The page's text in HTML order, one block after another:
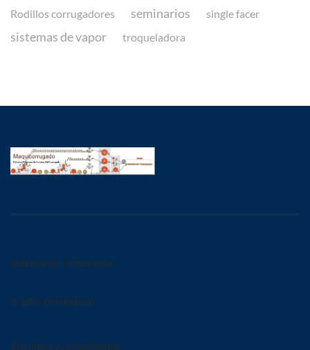
Rodillos corrugadores seminarios single facer
sistemas de vapor troqueladora
Política de Privacidad
Política Antispam
Términos y condiciones